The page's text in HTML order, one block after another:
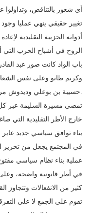
أي شعور بالتناقض،
تغيير حقيقي ينهي عمليا
أدواته الحزبية التقليدية
الروح في أشباح الحرب
باب الواد كانت صور عبد
وكريم طابو وعلى نفس
حسيبة بن بوعلي وديدوش مراد.
تمضي مسيرة السليمة عبر كل
خارج الأطر التقليدية التي
بناء توافق سياسي جديد عابر
في المجتمع يجعل من تحرير
عملية بناء نظام سياسي
في أطر قانونية واضحة،
كثير من الانفعالات وتتجاوز
تقوم على الجمع لا على